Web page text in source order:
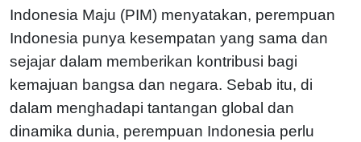
Indonesia Maju (PIM) menyatakan, perempuan
Indonesia punya kesempatan yang sama dan
sejajar dalam memberikan kontribusi bagi
kemajuan bangsa dan negara. Sebab itu, di
dalam menghadapi tantangan global dan
dinamika dunia, perempuan Indonesia perlu